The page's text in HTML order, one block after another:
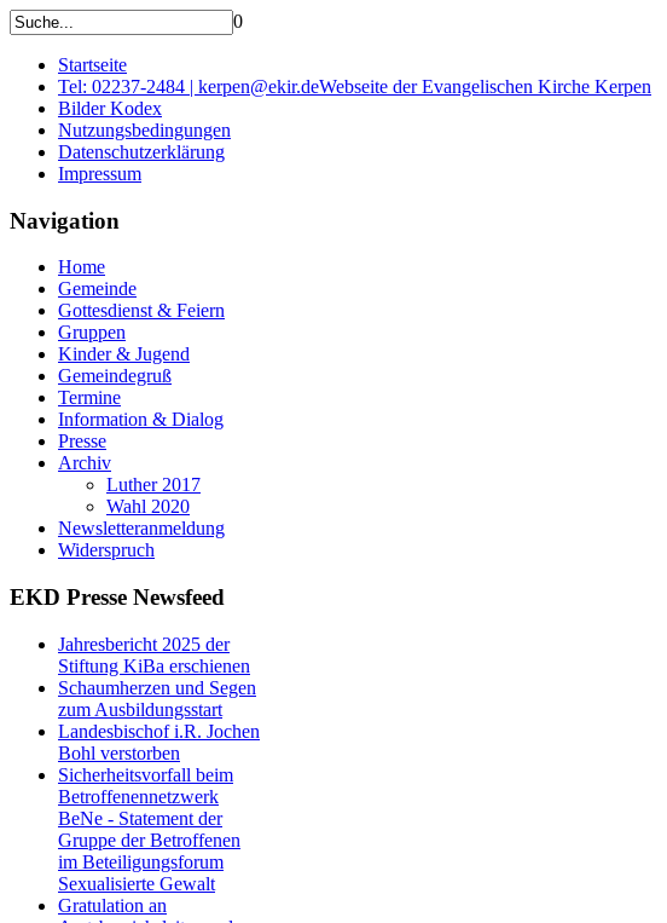
0
Startseite
Tel: 02237-2484 | kerpen@ekir.deWebseite der Evangelischen Kirche Kerpen
Bilder Kodex
Nutzungsbedingungen
Datenschutzerklärung
Impressum
Navigation
Home
Gemeinde
Gottesdienst & Feiern
Gruppen
Kinder & Jugend
Gemeindegruß
Termine
Information & Dialog
Presse
Archiv
Luther 2017
Wahl 2020
Newsletteranmeldung
Widerspruch
EKD Presse Newsfeed
Jahresbericht 2025 der
Stiftung KiBa erschienen
Schaumherzen und Segen
zum Ausbildungsstart
Landesbischof i.R. Jochen
Bohl verstorben
Sicherheitsvorfall beim
Betroffenennetzwerk
BeNe - Statement der
Gruppe der Betroffenen
im Beteiligungsforum
Sexualisierte Gewalt
Gratulation an